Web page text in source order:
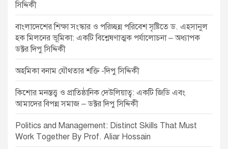
সিদ্দিকী
বাংলাদেশের শিক্ষা সংস্কার ও পরিচ্ছন্ন পরিবেশ সৃষ্টিতে ড. এহসানুল
হক মিলনের ভূমিকা: একটি বিশ্লেষণাত্মক পর্যালোচনা – অধ্যাপক
ডক্টর দিপু সিদ্দিকী
অহমিকা বনাম যৌথতার শক্তি -দিপু সিদ্দিকী
কিশোর মনস্তত্ত্ব ও প্রাতিষ্ঠানিক দেউলিয়াত্ব: একটি জিডি এবং
আমাদের বিপন্ন সমাজ – ডক্টর দিপু সিদ্দিকী
Politics and Management: Distinct Skills That Must
Work Together By Prof. Aliar Hossain